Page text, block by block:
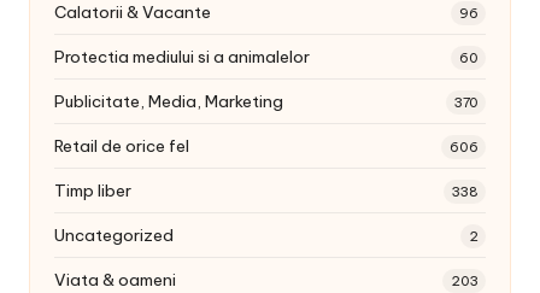
Calatorii & Vacante 96
Protectia mediului si a animalelor 60
Publicitate, Media, Marketing 370
Retail de orice fel 606
Timp liber 338
Uncategorized 2
Viata & oameni 203